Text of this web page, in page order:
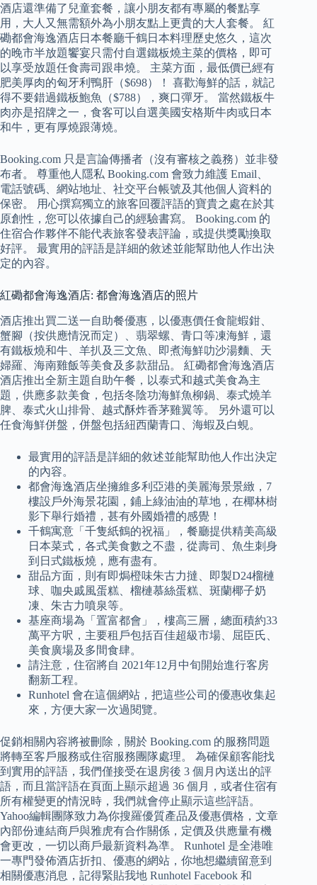
酒店還準備了兒童套餐，讓小朋友都有專屬的餐點享
用，大人又無需額外為小朋友點上更貴的大人套餐。 紅
磡都會海逸酒店日本餐廳千鶴日本料理歷史悠久，這次
的晚市半放題饗宴只需付自選鐵板燒主菜的價格，即可
以享受放題任食壽司跟串燒。 主菜方面，最低價已經有
肥美厚肉的匈牙利鴨肝（$698）！ 喜歡海鮮的話，就記
得不要錯過鐵板鮑魚（$788），爽口彈牙。 當然鐵板牛
肉亦是招牌之一，食客可以自選美國安格斯牛肉或日本
和牛，更有厚燒跟薄燒。
Booking.com 只是言論傳播者（沒有審核之義務）並非發
布者。 尊重他人隱私 Booking.com 會致力維護 Email、
電話號碼、網站地址、社交平台帳號及其他個人資料的
保密。 用心撰寫獨立的旅客回覆評語的寶貴之處在於其
原創性，您可以依據自己的經驗書寫。 Booking.com 的
住宿合作夥伴不能代表旅客發表評論，或提供獎勵換取
好評。 最實用的評語是詳細的敘述並能幫助他人作出決
定的內容。
紅磡都會海逸酒店: 都會海逸酒店的照片
酒店推出買二送一自助餐優惠，以優惠價任食龍蝦鉗、
蟹腳（按供應情況而定）、翡翠螺、青口等凍海鮮，還
有鐵板燒和牛、羊扒及三文魚、即煮海鮮叻沙湯麵、天
婦羅、海南雞飯等美食及多款甜品。 紅磡都會海逸酒店
酒店推出全新主題自助午餐，以泰式和越式美食為主
題，供應多款美食，包括冬陰功海鮮魚柳鍋、泰式燒羊
脾、泰式火山排骨、越式酥炸香茅雞翼等。 另外還可以
任食海鮮併盤，併盤包括紐西蘭青口、海蝦及白蜆。
最實用的評語是詳細的敘述並能幫助他人作出決定
的內容。
都會海逸酒店坐擁維多利亞港的美麗海景景緻，7
樓設戶外海景花園，鋪上綠油油的草地，在椰林樹
影下舉行婚禮，甚有外國婚禮的感覺！
千鶴寓意「千隻紙鶴的祝福」，餐廳提供精美高級
日本菜式，各式美食數之不盡，從壽司、魚生刺身
到日式鐵板燒，應有盡有。
甜品方面，則有即焗橙味朱古力撻、即製D24榴槤
球、咖央戚風蛋糕、榴槤慕絲蛋糕、斑蘭椰子奶
凍、朱古力噴泉等。
基座商場為「置富都會」，樓高三層，總面積約33
萬平方呎，主要租戶包括百佳超級市場、屈臣氏、
美食廣場及多間食肆。
請注意，住宿將自 2021年12月中旬開始進行客房
翻新工程。
Runhotel 會在這個網站，把這些公司的優惠收集起
來，方便大家一次過閱覽。
促銷相關內容將被刪除，關於 Booking.com 的服務問題
將轉至客戶服務或住宿服務團隊處理。 為確保顧客能找
到實用的評語，我們僅接受在退房後 3 個月內送出的評
語，而且當評語在頁面上顯示超過 36 個月，或者住宿有
所有權變更的情況時，我們就會停止顯示這些評語。
Yahoo編輯團隊致力為你搜羅優質產品及優惠價格，文章
內部份連結商戶與雅虎有合作關係，定價及供應量有機
會更改，一切以商戶最新資料為凖。 Runhotel 是全港唯
一專門發佈酒店折扣、優惠的網站，你地想繼續留意到
相關優惠消息，記得緊貼我地 Runhotel Facebook 和